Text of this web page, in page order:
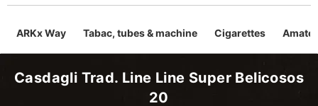
ARKx Way Tabac, tubes & machine Cigarettes
Casdagli Trad. Line Line Super Belicosos
20